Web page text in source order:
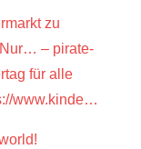
zu
– pirate-
für alle
www.kinde…